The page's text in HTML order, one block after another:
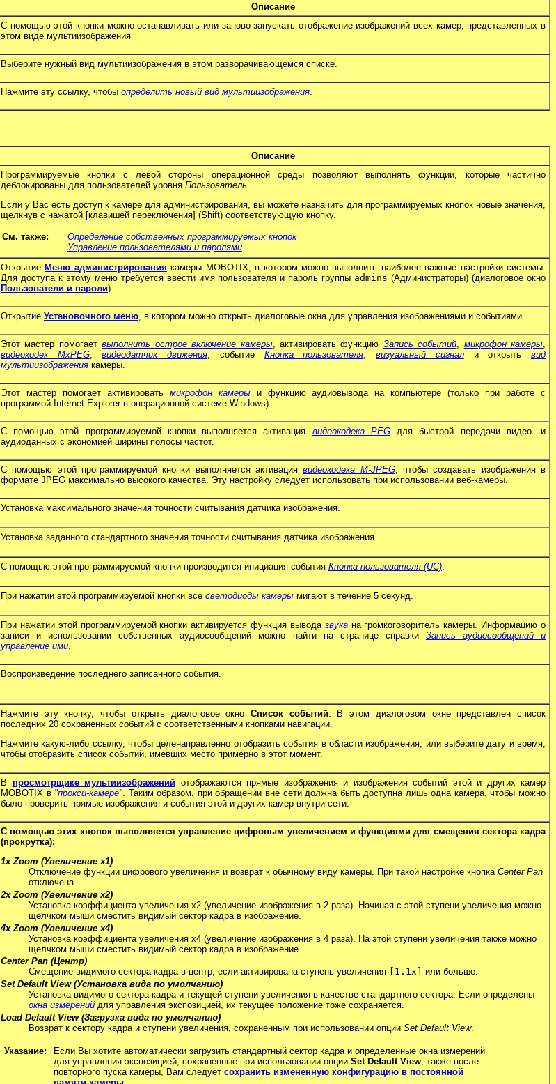
Описание
С помощью этой кнопки можно останавливать или заново запускать отображение изображений всех камер, представленных в
этом виде мультиизображения
Выберите нужный вид мультиизображения в этом разворачивающемся списке.
Нажмите эту ссылку, чтобы определить новый вид мультиизображения
Описание
Программируемые кнопки с левой стороны операционной среды позволяют выполнять функции, которые частично
деблокированы для пользователей уровня Пользователь
Если у Вас есть доступ к камере для администрирования, вы можете назначить для программируемых кнопок новые значения,
щелкнув с нажатой [клавишей переключения] (Shift) соответствующую кнопку.
См. также:
Определение собственных программируемых кнопок
Управление пользователями и паролями
Открытие Меню администрирования камеры MOBOTIX, в котором можно выполнить наиболее важные настройки системы.
Для доступа к этому меню требуется ввести имя пользователя и пароль группы admins (Администраторы) (диалоговое окно
Пользователи и пароли).
Открытие Установочного меню , в котором можно открыть диалоговые окна для управления изображениями и событиями.
Этот мастер помогаетвыполнить острое включение камеры, активировать функцию Запись событий микрофон камеры
видеокодек MxPEG,видеодатчик движения , событие Кнопка пользователя ,визуальный сигнали открытьвид
мультиизображения камеры.
Этот мастер помогает активировать микрофон камерыи функцию аудиовывода на компьютере (только при работе с
программой Internet Explorer в операционной системе Windows).
С помощью этой программируемой кнопки выполняется активация видеокодека PEGдля быстрой передачи видео- и
аудиоданных с экономией ширины полосы частот.
С помощью этой программируемой кнопки выполняется активациявидеокодека M-JPEG, чтобы создавать изображения в
формате JPEG максимально высокого качества. Эту настройку следует использовать при использовании веб-камеры.
Установка максимального значения точности считывания датчика изображения.
Установка заданного стандартного значения точности считывания датчика изображения.
С помощью этой программируемой кнопки производится инициация события Кнопка пользователя (UC)
При нажатии этой программируемой кнопки все светодиоды камеры мигают в течение 5 секунд.
При нажатии этой программируемой кнопки активируется функция вывода звукана громкоговоритель камеры. Информацию о
записи и использовании собственных аудиосообщений можно найти на странице справки Запись аудиосообщений и
управление ими
Воспроизведение последнего записанного события.
Нажмите эту кнопку, чтобы открыть диалоговое окно Список событий. В этом диалоговом окне представлен список
последних 20 сохраненных событий с соответственными кнопками навигации.
Нажмите какую-либо ссылку, чтобы целенаправленно отобразить события в области изображения, или выберите дату и время,
чтобы отобразить список событий, имевших место примерно в этот момент.
В просмотрщике мультиизображений отображаются прямые изображения и изображения событий этой и других камер
MOBOTIX в "прокси-камере" . Таким образом, при обращении вне сети должна быть доступна лишь одна камера, чтобы можно
было проверить прямые изображения и события этой и других камер внутри сети.
С помощью этих кнопок выполняется управление цифровым увеличением и функциями для смещения сектора кадра
(прокрутка):
1x Zoom (Увеличение х1)
Отключение функции цифрового увеличения и возврат к обычному виду камеры. При такой настройке кнопка Center Pan
отключена.
2x Zoom (Увеличение х2)
Установка коэффициента увеличения х2 (увеличение изображения в 2 раза). Начиная с этой ступени увеличения можно
щелчком мыши сместить видимый сектор кадра в изображение.
4x Zoom (Увеличение х4)
Установка коэффициента увеличения х4 (увеличение изображения в 4 раза). На этой ступени увеличения также можно
щелчком мыши сместить видимый сектор кадра в изображение.
Center Pan (Центр)
Смещение видимого сектора кадра в центр, если активирована ступень увеличения
[1.1x]
или больше.
Set Default View (Установка вида по умолчанию)
Установка видимого сектора кадра и текущей ступени увеличения в качестве стандартного сектора. Если определены
окна измерений для управления экспозицией, их текущее положение тоже сохраняется.
Load Default View (Загрузка вида по умолчанию)
Возврат к сектору кадра и ступени увеличения, сохраненным при использовании опции Set Default View.
Указание:
Если Вы хотите автоматически загрузить стандартный сектор кадра и определенные окна измерений
для управления экспозицией, сохраненные при использовании опции Set Default View , также после
повторного пуска камеры, Вам следует сохранить измененную конфигурацию в постоянной